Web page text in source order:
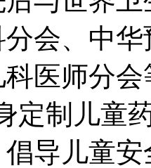
会、中
医师分
定制儿童
导儿童